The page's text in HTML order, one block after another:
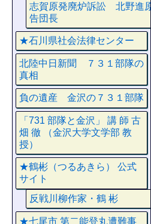
志賀原発廃炉訴訟 北野進原
告団長
★石川県社会法律センター
北陸中日新聞 ７３１部隊の
真相
負の遺産 金沢の７３１部隊
「731 部隊と金沢」 講 師 古
畑 徹 （金沢大学文学部 教
授）
★鶴彬（つるあきら） 公式
サイト
反戦川柳作家・鶴 彬
★七尾市 第二能登丸遭難事